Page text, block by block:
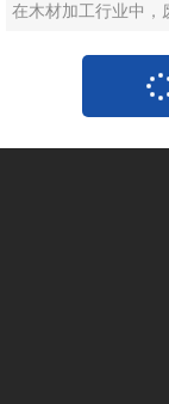
在木材加工行业中，